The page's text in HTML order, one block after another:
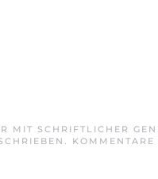
SCHRIFTLICHER